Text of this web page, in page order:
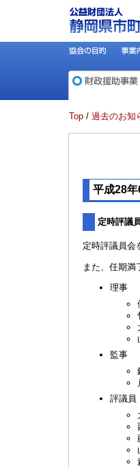
Top / 過去のお知
平成28年
定時評議
定時評議員会
また、任期
理事
監事
評議員